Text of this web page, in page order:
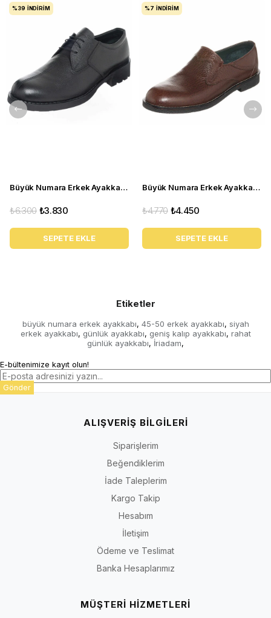
Büyük Numara Erkek Ayakkabı S946 Siyah Deri
₺3.830
₺6.300
SEPETE EKLE
%39 İNDIRIM
Büyük Numara Erkek Ayakkabı CS941 Kahve
₺4.450
₺4.770
SEPETE EKLE
%7 İNDIRIM
Etiketler
büyük numara erkek ayakkabı, 45-50 erkek ayakkabı, siyah
erkek ayakkabı, günlük ayakkabı, geniş kalıp ayakkabı, rahat
günlük ayakkabı, İriadam,
E-bültenimize kayıt olun!
Gönder
ALIŞVERİŞ BİLGİLERİ
Siparişlerim
Beğendiklerim
İade Taleplerim
Kargo Takip
Hesabım
İletişim
Ödeme ve Teslimat
Banka Hesaplarımız
MÜŞTERİ HİZMETLERİ